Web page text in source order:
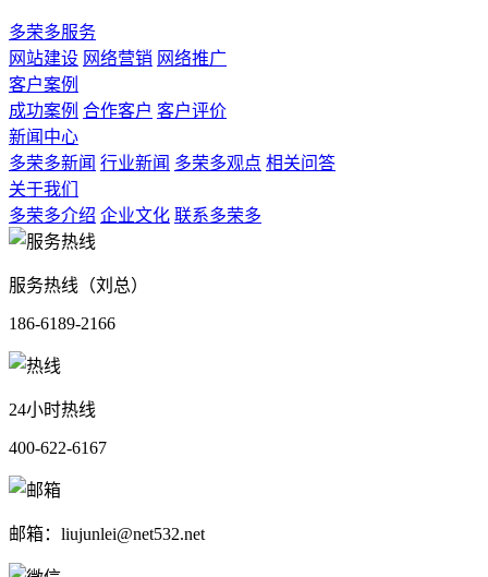
多荣多服务
网站建设 网络营销 网络推广
客户案例
成功案例 合作客户 客户评价
新闻中心
多荣多新闻 行业新闻 多荣多观点 相关问答
关于我们
多荣多介绍 企业文化 联系多荣多
服务热线（刘总）
186-6189-2166
24小时热线
400-622-6167
邮箱：liujunlei@net532.net